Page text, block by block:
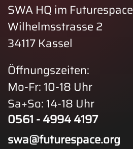
SWA HQ im Futurespace
Wilhelmsstrasse 2
34117 Kassel
Öffnungszeiten:
Mo-Fr: 10-18 Uhr
Sa+So: 14-18 Uhr
0561 - 4994 4197
swa@futurespace.org